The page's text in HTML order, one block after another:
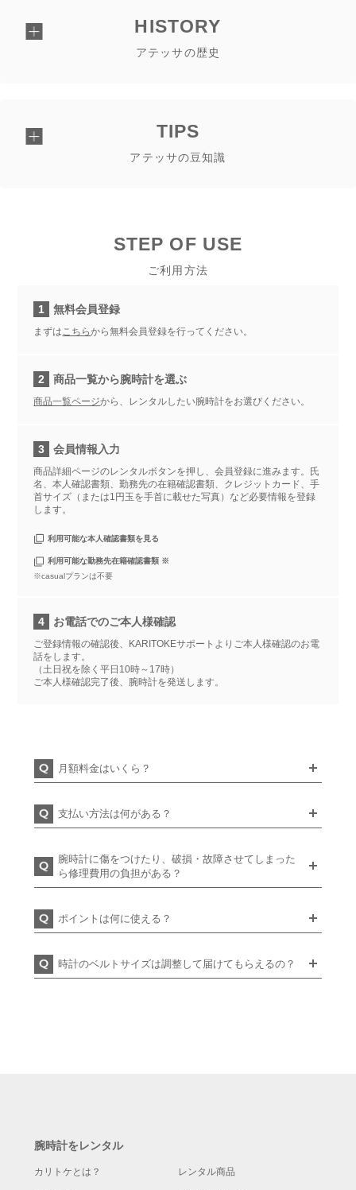
HISTORY
アテッサの歴史
TIPS
アテッサの豆知識
STEP OF USE
ご利用方法
1 無料会員登録
まずはこちらから無料会員登録を行ってください。
2 商品一覧から腕時計を選ぶ
商品一覧ページから、レンタルしたい腕時計をお選びください。
3 会員情報入力
商品詳細ページのレンタルボタンを押し、会員登録に進みます。氏
名、本人確認書類、勤務先の在籍確認書類、クレジットカード、手
首サイズ（または1円玉を手首に載せた写真）など必要情報を登録
します。
利用可能な本人確認書類を見る
利用可能な勤務先在籍確認書類 ※
※casualプランは不要
4 お電話でのご本人様確認
ご登録情報の確認後、KARITOKEサポートよりご本人様確認のお電
話をします。
（土日祝を除く平日10時～17時）
ご本人様確認完了後、腕時計を発送します。
月額料金はいくら？
支払い方法は何がある？
腕時計に傷をつけたり、破損・故障させてしまった
ら修理費用の負担がある？
ポイントは何に使える？
時計のベルトサイズは調整して届けてもらえるの？
腕時計をレンタル
カリトケとは？ レンタル商品